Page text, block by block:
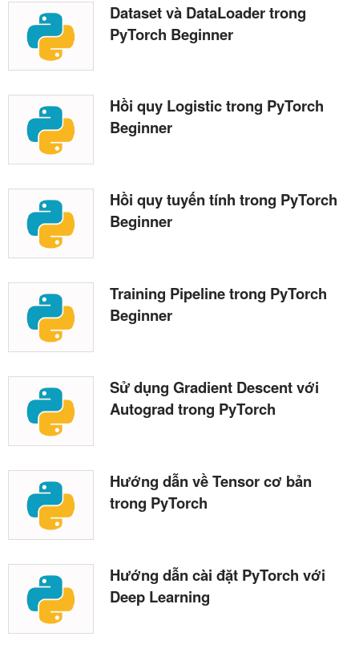
Dataset và DataLoader trong
PyTorch Beginner
Hồi quy Logistic trong PyTorch
Beginner
Hồi quy tuyến tính trong PyTorch
Beginner
Training Pipeline trong PyTorch
Beginner
Sử dụng Gradient Descent với
Autograd trong PyTorch
Hướng dẫn về Tensor cơ bản
trong PyTorch
Hướng dẫn cài đặt PyTorch với
Deep Learning